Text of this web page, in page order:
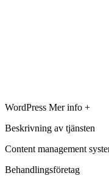
WordPress Mer info +
Beskrivning av tjänsten
Content management
Behandlingsföretag